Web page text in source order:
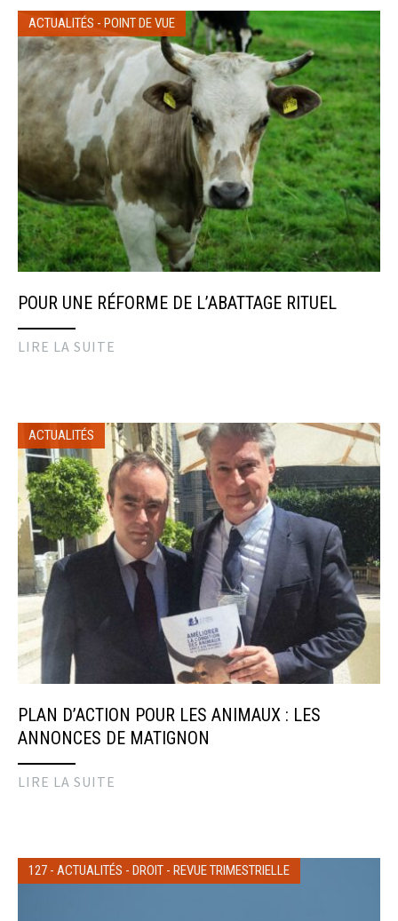
ACTUALITÉS - POINT DE VUE
POUR UNE RÉFORME DE L’ABATTAGE RITUEL
LIRE LA SUITE
ACTUALITÉS
PLAN D’ACTION POUR LES ANIMAUX : LES
ANNONCES DE MATIGNON
LIRE LA SUITE
127 - ACTUALITÉS - DROIT - REVUE TRIMESTRIELLE